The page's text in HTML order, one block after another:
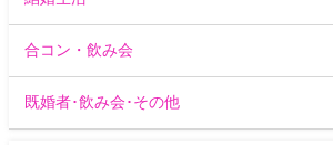
合コン・飲み会
既婚者･飲み会･その他